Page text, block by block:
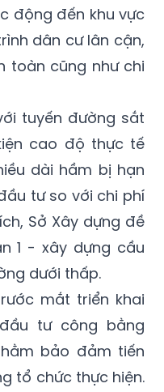
động đến khu vực
dân cư lân cận,
toàn cũng như chi
tuyến đường sắt
cao độ thực tế
dài hầm bị hạn
tư so với chi phí
Sở Xây dựng đề
1 - xây dựng cầu
dưới thấp.
mắt triển khai
tư công bằng
bảo đảm tiến
tổ chức thực hiện.